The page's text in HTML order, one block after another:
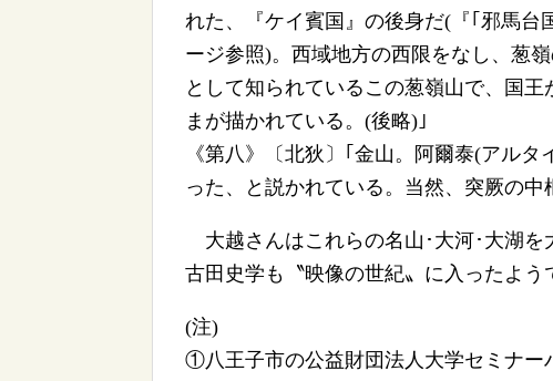
れた、『ケイ賓国』の後身だ(『｢邪馬
ージ参照)。西域地方の西限をなし、葱
として知られているこの葱嶺山で、国
まが描かれている。(後略)｣
《第八》〔北狄〕｢金山。阿爾泰(アル
った、と説かれている。当然、突厥の
大越さんはこれらの名山･大河･大湖を
古田史学も〝映像の世紀〟に入ったよう
(注)
①八王子市の公益財団法人大学セミナー